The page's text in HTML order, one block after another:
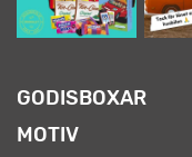
GODISBOXAR
MOTIV